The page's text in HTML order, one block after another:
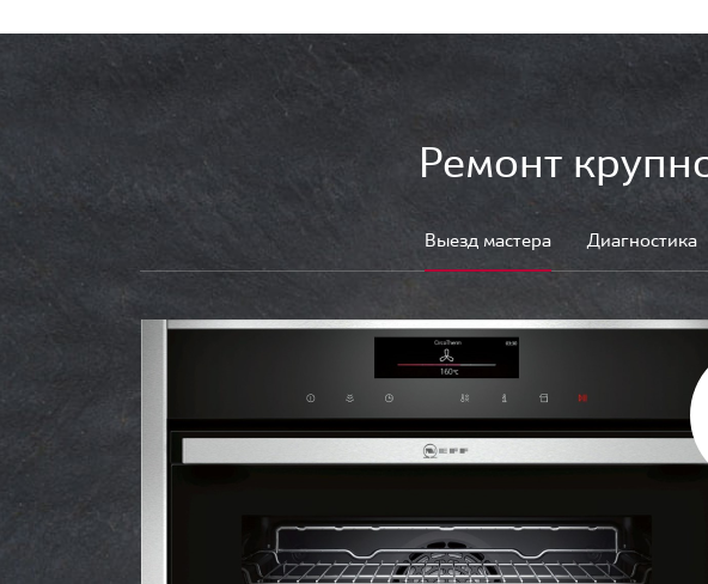
Ремонт
Выезд мастера Диагностика